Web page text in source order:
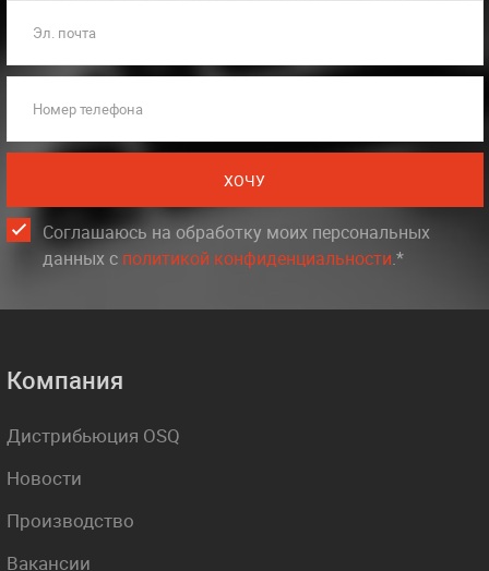
Эл. почта
Номер телефона
ХОЧУ
Соглашаюсь на обработку моих персональных
данных c политикой конфиденциальности.*
Компания
Дистрибьюция OSQ
Новости
Производство
Вакансии